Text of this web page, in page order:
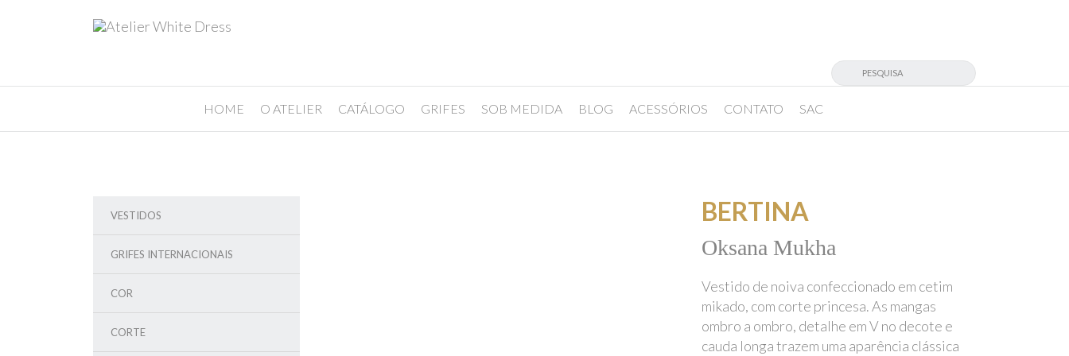
HOME O ATELIER CATÁLOGO GRIFES SOB MEDIDA BLOG ACESSÓRIOS CONTATO SAC
VESTIDOS
GRIFES INTERNACIONAIS
COR
CORTE
BERTINA
Oksana Mukha
Vestido de noiva confeccionado em cetim
mikado, com corte princesa. As mangas
ombro a ombro, detalhe em V no decote e
cauda longa trazem uma aparência clássica